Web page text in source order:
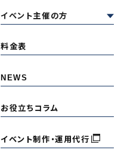
イベント主催の方
料金表
NEWS
お役立ちコラム
イベント制作・運用代行